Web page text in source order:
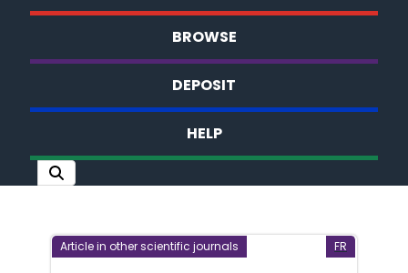
BROWSE
DEPOSIT
HELP
Article in other scientific journals FR